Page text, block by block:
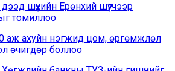
шүүхийн Ерөнхий шүүгчээр
томиллоо
аж ахуйн нэгжид цом, өргөмжлөл
өчигдөр боллоо